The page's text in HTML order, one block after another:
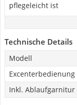
pflegeleicht ist
Technische Details
Modell
Excenterbedienung
Inkl. Ablaufgarnitur